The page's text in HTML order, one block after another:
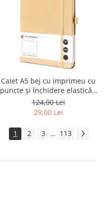
Caiet A5 bej cu imprimeu cu
puncte și închidere elastică -
Peterson PTR-PTN NOT-6-KP-
Q2-8877
124,00 Lei
29,00 Lei
1 2 3 ... 113